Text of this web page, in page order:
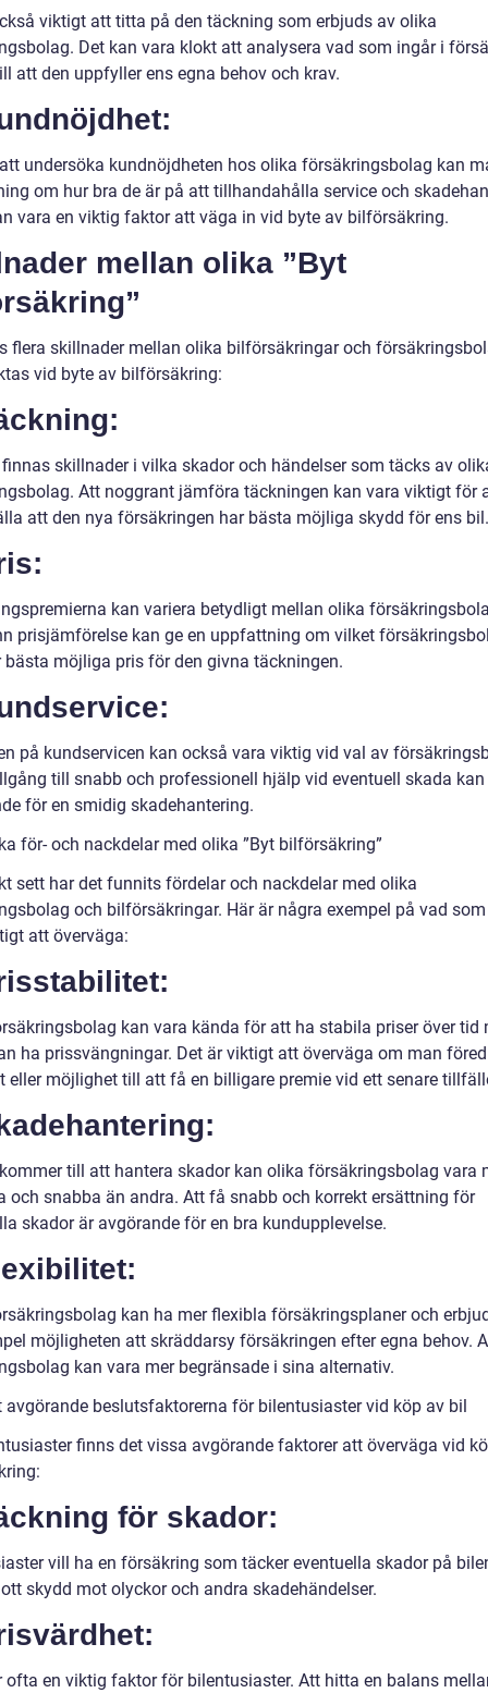
viktigt att titta på den täckning som erbjuds av olika
Det kan vara klokt att analysera vad som ingår i
att den uppfyller ens egna behov och krav.
undersöka kundnöjdheten hos olika försäkringsbolag kan
om hur bra de är på att tillhandahålla service och
vara en viktig faktor att väga in vid byte av bilförsäkring.
mellan olika ”Byt
flera skillnader mellan olika bilförsäkringar och
vid byte av bilförsäkring:
skillnader i vilka skador och händelser som täcks av
Att noggrant jämföra täckningen kan vara viktigt för
att den nya försäkringen har bästa möjliga skydd för ens bil.
kan variera betydligt mellan olika
prisjämförelse kan ge en uppfattning om vilket
bästa möjliga pris för den givna täckningen.
på kundservicen kan också vara viktig vid val av
till snabb och professionell hjälp vid eventuell skada kan
för en smidig skadehantering.
för- och nackdelar med olika ”Byt bilförsäkring”
sett har det funnits fördelar och nackdelar med olika
och bilförsäkringar. Här är några exempel på vad
att överväga:
kan vara kända för att ha stabila priser över tid
ha prissvängningar. Det är viktigt att överväga om man
eller möjlighet till att få en billigare premie vid ett senare
till att hantera skador kan olika försäkringsbolag vara
och snabba än andra. Att få snabb och korrekt ersättning för
skador är avgörande för en bra kundupplevelse.
kan ha mer flexibla försäkringsplaner och
möjligheten att skräddarsy försäkringen efter egna behov.
kan vara mer begränsade i sina alternativ.
avgörande beslutsfaktorerna för bilentusiaster vid köp av bil
finns det vissa avgörande faktorer att överväga vid
för skador:
vill ha en försäkring som täcker eventuella skador på
skydd mot olyckor och andra skadehändelser.
ofta en viktig faktor för bilentusiaster. Att hitta en balans